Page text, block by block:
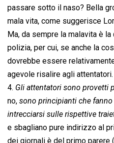
passare sotto il naso? Bella
mala vita, come suggerisce
Ma, da sempre la malavita è
polizia, per cui, se anche la
dovrebbe essere
agevole risalire agli attentatori.
4.  Gli attentatori sono provetti
no,  sono principianti che
intrecciarsi sulle rispettive
e sbagliano pure indirizzo al
dei giornali è del primo